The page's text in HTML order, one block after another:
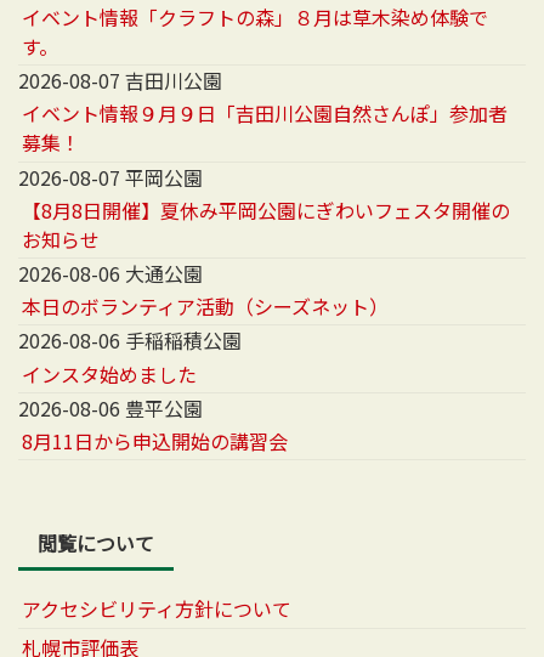
イベント情報「クラフトの森」８月は草木染め体験で
す。
2026-08-07 吉田川公園
イベント情報９月９日「吉田川公園自然さんぽ」参加者
募集！
2026-08-07 平岡公園
【8月8日開催】夏休み平岡公園にぎわいフェスタ開催の
お知らせ
2026-08-06 大通公園
本日のボランティア活動（シーズネット）
2026-08-06 手稲稲積公園
インスタ始めました
2026-08-06 豊平公園
8月11日から申込開始の講習会
閲覧について
アクセシビリティ方針について
札幌市評価表